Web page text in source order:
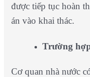
được tiếp tục hoàn
án vào khai thác.
Trường
Cơ quan nhà nước